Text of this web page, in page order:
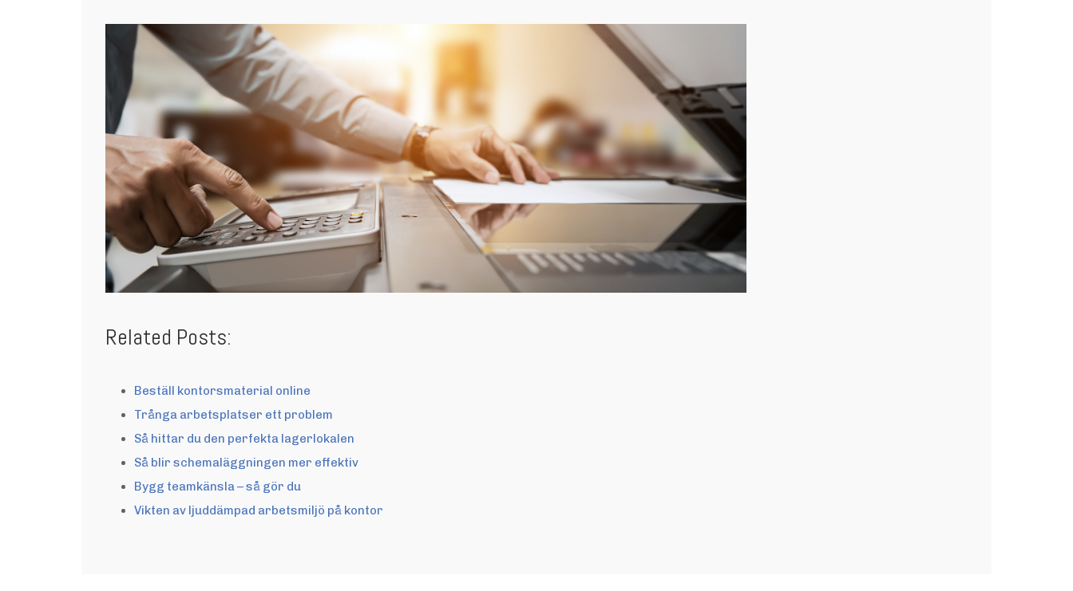
Related Posts:
Beställ kontorsmaterial online
Trånga arbetsplatser ett problem
Så hittar du den perfekta lagerlokalen
Så blir schemaläggningen mer effektiv
Bygg teamkänsla – så gör du
Vikten av ljuddämpad arbetsmiljö på kontor